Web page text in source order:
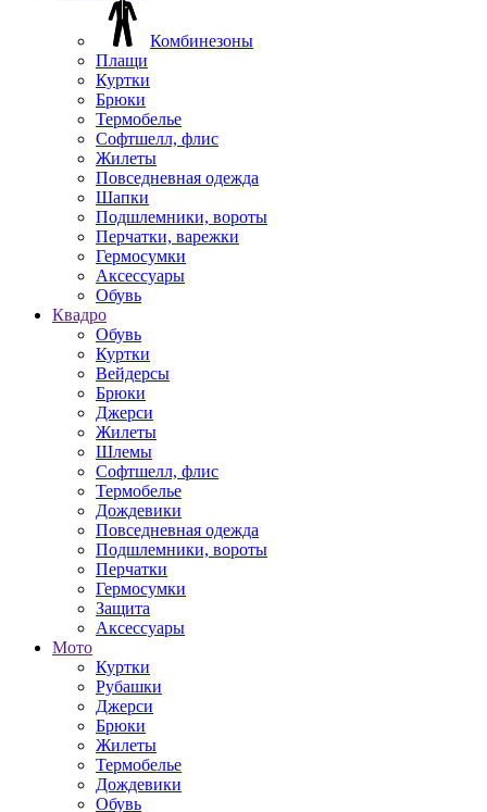
Комбинезоны
Плащи
Куртки
Брюки
Термобелье
Софтшелл, флис
Жилеты
Повседневная одежда
Шапки
Подшлемники, вороты
Перчатки, варежки
Гермосумки
Аксессуары
Обувь
Квадро
Обувь
Куртки
Вейдерсы
Брюки
Джерси
Жилеты
Шлемы
Софтшелл, флис
Термобелье
Дождевики
Повседневная одежда
Подшлемники, вороты
Перчатки
Гермосумки
Защита
Аксессуары
Мото
Куртки
Рубашки
Джерси
Брюки
Жилеты
Термобелье
Дождевики
Обувь